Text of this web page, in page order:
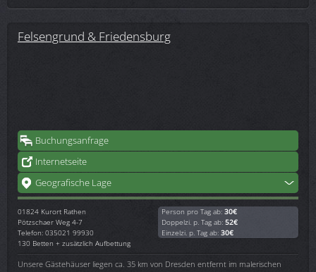
Felsengrund & Friedensburg
Buchungsanfrage
Internetseite
Geografische Lage
01824 Kurort Rathen
Pötzschaer Weg 4-7
Telefon: 035021 99930
130 Betten + zusätzlich Aufbettung
Person pro Tag ab: 30€
Doppelzi. p. Tag ab: 52€
Einzelzi. p. Tag ab: 30€
Unsere Gästehäuser liegen ca. 35 km von Dresden entfernt im malerischen